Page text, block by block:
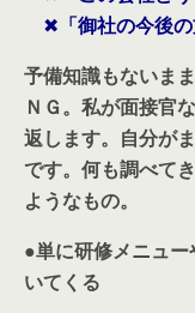
✖ 「御社の今後
予備知識もないま
ＮＧ。私が面接官
返します。自分が
です。何も調べて
ようなもの。
●単に研修メニュ
いてくる